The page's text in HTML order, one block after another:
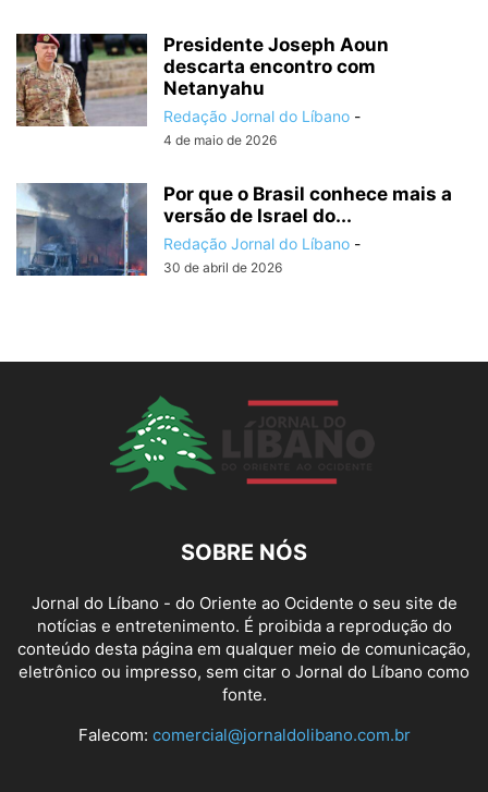
Presidente Joseph Aoun
descarta encontro com
Netanyahu
Redação Jornal do Líbano -
4 de maio de 2026
Por que o Brasil conhece mais a
versão de Israel do...
Redação Jornal do Líbano -
30 de abril de 2026
SOBRE NÓS
Jornal do Líbano - do Oriente ao Ocidente o seu site de
notícias e entretenimento. É proibida a reprodução do
conteúdo desta página em qualquer meio de comunicação,
eletrônico ou impresso, sem citar o Jornal do Líbano como
fonte.
Falecom: comercial@jornaldolibano.com.br